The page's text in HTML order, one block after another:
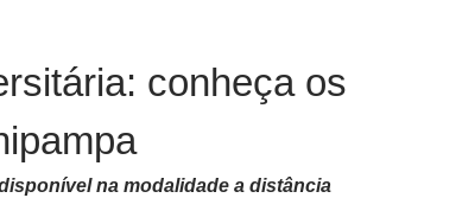
conheça os
na modalidade a distância